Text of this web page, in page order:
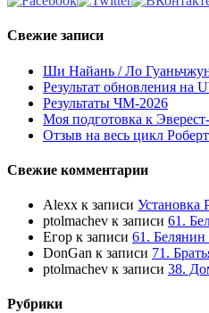
Свежие записи
Ши Найань / Ло
Результат обновления на
Результаты ЧМ-2026
Моя подготовка к
Отзыв на весь цикл
Свежие комментарии
Alexx к записи Установка
ptolmachev к записи 61.
Егор к записи 61.
DonGan к записи 71.
ptolmachev к записи 38.
Рубрики